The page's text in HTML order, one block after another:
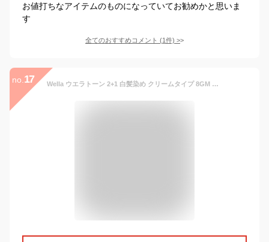
お値打ちなアイテムのものになっていてお勧めかと思いま
す
全てのおすすめコメント (1件) >
no. 17 Wella ウエラトーン 2+1 白髪染め クリームタイプ 8GM より明るいマットブラウン 鮮やかな髪色6週間続く 医薬部外品